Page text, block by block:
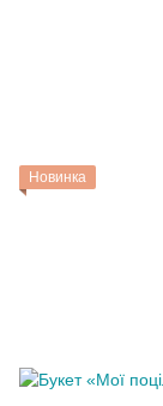
Новинка